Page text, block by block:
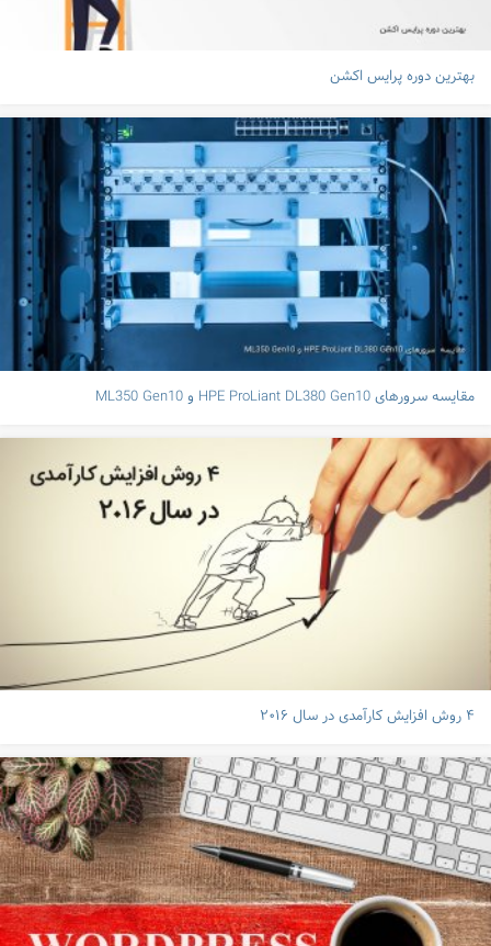
بهترین دوره پرایس اکشن
مقایسه سرورهای HPE ProLiant DL380 Gen10 و ML350 Gen10
۴ روش افزایش کارآمدی در سال ۲۰۱۶